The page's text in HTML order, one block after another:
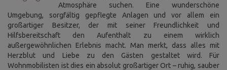
Atmosphäre suchen. Eine wunderschöne
Umgebung, sorgfältig gepflegte Anlagen und vor allem ein
großartiger Besitzer, der mit seiner Freundlichkeit und
Hilfsbereitschaft den Aufenthalt zu einem wirklich
außergewöhnlichen Erlebnis macht. Man merkt, dass alles mit
Herzblut und Liebe zu den Gästen gestaltet wird. Für
Wohnmobilisten ist dies ein absolut großartiger Ort – ruhig, sauber